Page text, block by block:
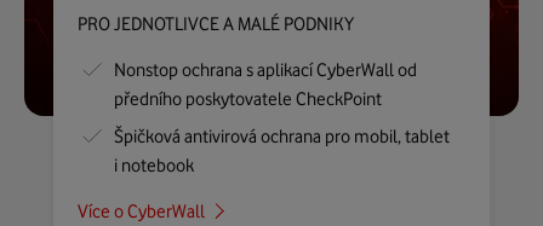
PRO JEDNOTLIVCE A MALÉ PODNIKY
Nonstop ochrana s aplikací CyberWall od
předního poskytovatele CheckPoint
Špičková antivirová ochrana pro mobil, tablet
i notebook
Více o CyberWall